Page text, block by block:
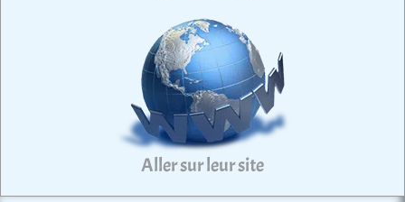
Aller sur leur site